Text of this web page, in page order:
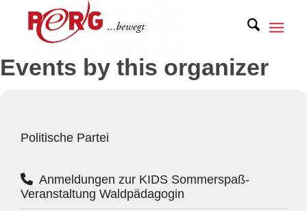
Events by this organizer
Politische Partei
Anmeldungen zur KIDS Sommerspaß-
Veranstaltung Waldpädagogin